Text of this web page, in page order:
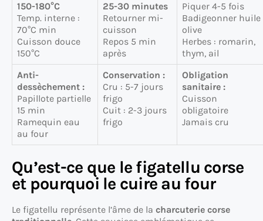
150-180°C
Temp. interne :
70°C min
Cuisson douce
150°C
25-30 minutes
Retourner mi-
cuisson
Repos 5 min
après
Piquer 4-5 fois
Badigeonner huile
olive
Herbes : romarin,
thym, ail
Anti-
dessèchement :
Papillote partielle
15 min
Ramequin eau
au four
Conservation :
Cru : 5-7 jours
frigo
Cuit : 2-3 jours
frigo
Obligation
sanitaire :
Cuisson
obligatoire
Jamais cru
Qu’est-ce que le figatellu corse
et pourquoi le cuire au four
Le figatellu représente l’âme de la charcuterie corse